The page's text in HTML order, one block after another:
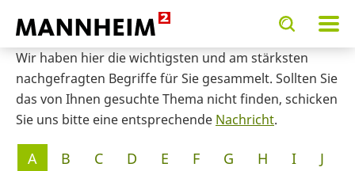
Toggle
search
input
form
Toggle
search
input
Wir haben hier die wichtigsten und am stärksten
nachgefragten Begriffe für Sie gesammelt. Sollten Sie
das von Ihnen gesuchte Thema nicht finden, schicken
Sie uns bitte eine entsprechende Nachricht.
Glossar
A B C D E F G H I
J